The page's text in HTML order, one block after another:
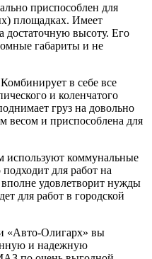
приспособлен для
площадках. Имеет
достаточную высоту. Его
габариты и не
в себе все
и коленчатого
груз на довольно
весом и приспособлена для
используют коммунальные
для работ на
удовлетворит нужды
для работ в городской
«Авто-Олигарх» вы
и надежную